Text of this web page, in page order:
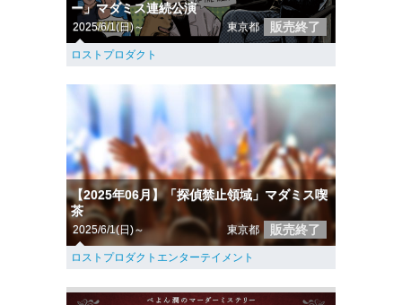
ー」マダミス連続公演
2025/6/1(日)～ 東京都 販売終了
ロストプロダクト
【2025年06月】「探偵禁止領域」マダミス喫
茶
2025/6/1(日)～ 東京都 販売終了
ロストプロダクトエンターテイメント